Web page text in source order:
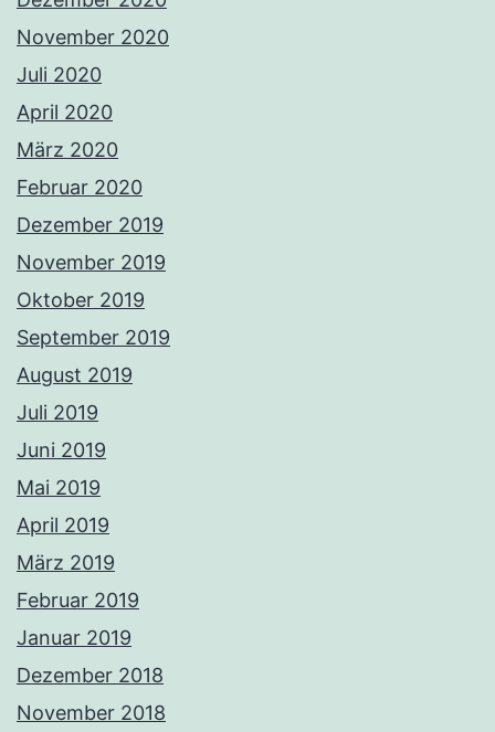
November 2020
Juli 2020
April 2020
März 2020
Februar 2020
Dezember 2019
November 2019
Oktober 2019
September 2019
August 2019
Juli 2019
Juni 2019
Mai 2019
April 2019
März 2019
Februar 2019
Januar 2019
Dezember 2018
November 2018